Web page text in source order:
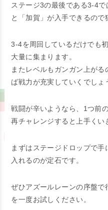
ステージ3の最後である3-4で
と「加賀」が入手できるので
3-4を周回しているだけでも
大量に集まります。
またレベルもガンガン上が
ば戦力が充実していくでしょ
戦闘が辛いようなら、1つ前
再チャレンジすると上手くい
まずはステージドロップで
入れるのが定石です。
ぜひアズールレーンの序盤
を一度お試しください。